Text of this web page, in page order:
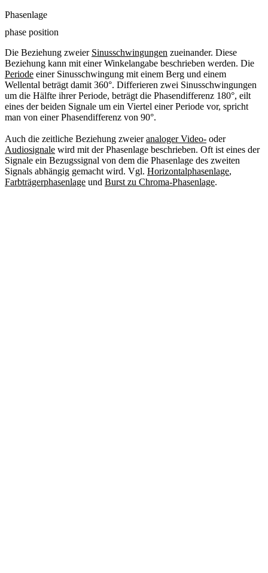
Phasenlage
phase position
Die Beziehung zweier Sinusschwingungen zueinander. Diese
Beziehung kann mit einer Winkelangabe beschrieben werden. Die
Periode einer Sinusschwingung mit einem Berg und einem
Wellental beträgt damit 360°. Differieren zwei Sinusschwingungen
um die Hälfte ihrer Periode, beträgt die Phasendifferenz 180°, eilt
eines der beiden Signale um ein Viertel einer Periode vor, spricht
man von einer Phasendifferenz von 90°.
Auch die zeitliche Beziehung zweieranaloger Video- oder
Audiosignale wird mit der Phasenlage beschrieben. Oft ist eines der
Signale ein Bezugssignal von dem die Phasenlage des zweiten
Signals abhängig gemacht wird. Vgl. Horizontalphasenlage,
Farbträgerphasenlage und Burst zu Chroma-Phasenlage.